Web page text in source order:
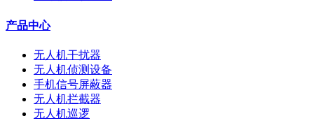
产品中心
无人机干扰器
无人机侦测设备
手机信号屏蔽器
无人机拦截器
无人机巡逻